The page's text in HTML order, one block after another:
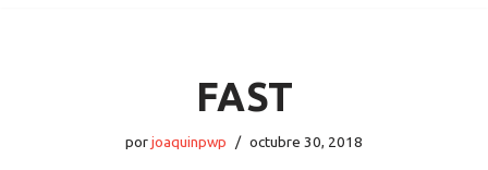
FAST
porjoaquinpwp octubre 30, 2018